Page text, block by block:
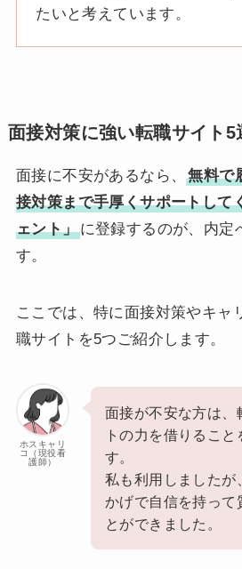
たいと考えています。
面接対策に強い転職サイト5
面接に不安があるなら、無料で
接対策まで手厚くサポートして
ェント」に登録するのが、内定
す。
ここでは、特に面接対策やキャ
職サイトを5つご紹介します。
ホスキャリ
コ（現役看
護師）
面接が不安な方は、
トの力を借りること
す。
私も利用しましたが
かげで自信を持って
とができました。